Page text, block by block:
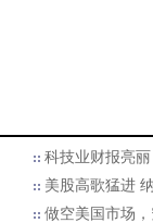
科技业财报亮
美股高歌猛进
做空美国市场